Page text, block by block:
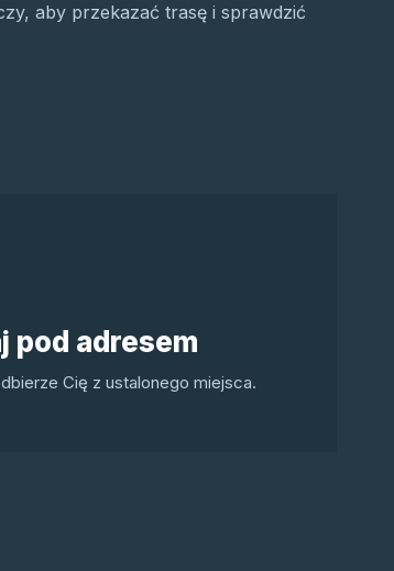
aby przekazać trasę i sprawdzić
pod adresem
Cię z ustalonego miejsca.